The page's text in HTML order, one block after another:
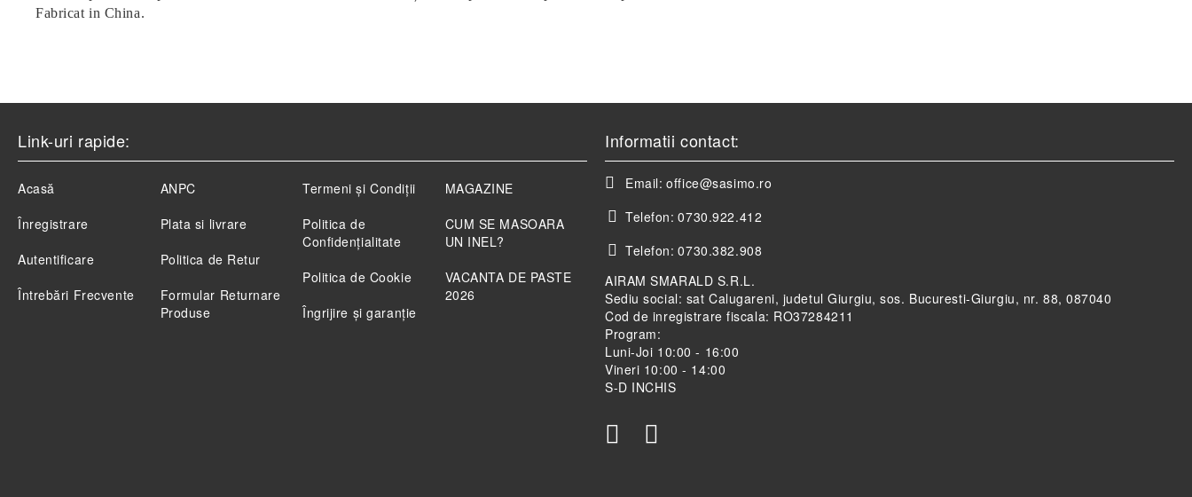
Fabricat in China.
Link-uri rapide:
Acasă
Înregistrare
Autentificare
Întrebări Frecvente
ANPC
Plata si livrare
Politica de Retur
Formular Returnare
Produse
Termeni și Condiții
Politica de
Confidenţialitate
Politica de Cookie
Îngrijire și garanție
MAGAZINE
CUM SE MASOARA
UN INEL?
VACANTA DE PASTE
2026
Informatii contact:
Email: office@sasimo.ro
Telefon: 0730.922.412
Telefon: 0730.382.908
AIRAM SMARALD S.R.L.
Sediu social: sat Calugareni, judetul Giurgiu, sos. Bucuresti-Giurgiu, nr. 88, 087040
Cod de inregistrare fiscala: RO37284211
Program:
Luni-Joi 10:00 - 16:00
Vineri 10:00 - 14:00
S-D INCHIS